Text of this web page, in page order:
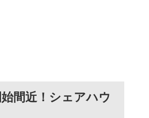
間近！シェアハウ